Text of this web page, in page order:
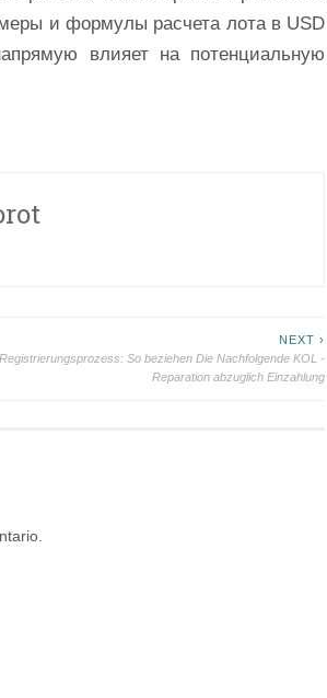
и формулы расчета лота в USD
влияет на потенциальную
NEXT ›
Registrierungsprozess: So beziehen Die Nachfolgende KOL -
Reparation abzuglich Einzahlung